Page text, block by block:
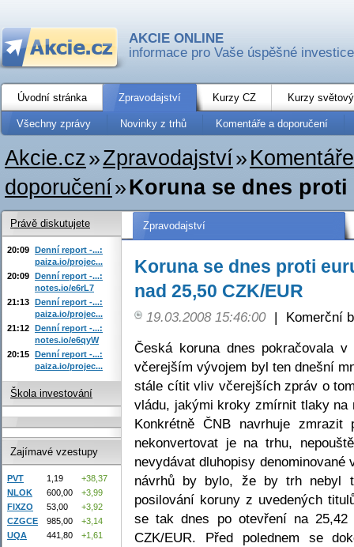
AKCIE ONLINE
informace pro Vaše úspěšné investice
Úvodní stránka Zpravodajství Kurzy CZ Kurzy
Všechny zprávy Novinky z trhů Komentáře a doporučení
Akcie.cz»Zpravodajství»
doporučení»Koruna se dnes
Zpravodajství
Koruna se dnes proti
nad 25,50 CZK/EUR
19.03.2008 15:46:00 |
Komerční
Česká koruna dnes pokračovala
včerejším vývojem byl ten dnešní
stále cítit vliv včerejších zpráv o
vládu, jakými kroky zmírnit tlaky na
Konkrétně ČNB navrhuje
nekonvertovat je na trhu,
nevydávat dluhopisy
návrhů by bylo, že by trh nebyl
posilování koruny z uvedených
se tak dnes po otevření na
CZK/EUR. Před polednem se
Právě diskutujete
20:09 Denní report -...:
paiza.io/projec...
20:09 Denní report -...:
notes.io/e6rL7
21:13 Denní report -...:
paiza.io/projec...
21:12 Denní report -...:
notes.io/e6qyW
20:15 Denní report -...:
paiza.io/projec...
Škola investování
Zajímavé vzestupy
PVT 1,19
+38,37
NLOK
600,00
+3,99
FIXZO
53,00
+3,92
CZGCE
985,00
+3,14
UQA
441,80 +1,61